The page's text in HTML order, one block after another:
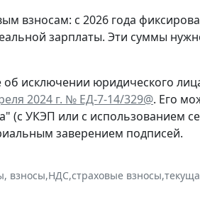
взносам: с 2026 года
зарплаты. Эти суммы
исключении юридического
2024 г. № ЕД-7-14/329@. Его
(с УКЭП или с использованием
заверением подписей.
взносы,НДС,страховые взносы,